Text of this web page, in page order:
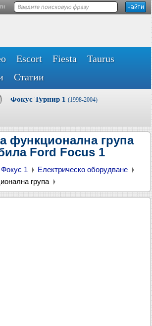
Escort Fiesta
Taurus
Статии
Фокус Турнир 1 (1998-2004)
функционална група
Ford Focus 1
Фокус 1
Електрическо оборудване
група